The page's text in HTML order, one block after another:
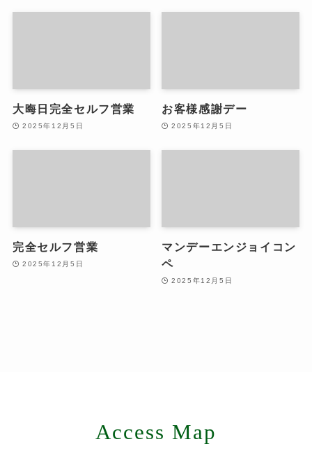
大晦日完全セルフ営業
2025年12月5日
お客様感謝デー
2025年12月5日
完全セルフ営業
2025年12月5日
マンデーエンジョイコン
ペ
2025年12月5日
Access Map